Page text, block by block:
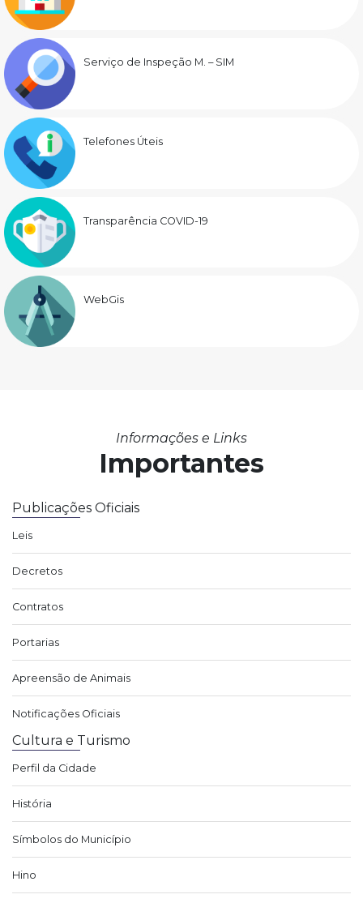
Serviço de Inspeção M. – SIM
Telefones Úteis
Transparência COVID-19
WebGis
Informações e Links
Importantes
Publicações Oficiais
Leis
Decretos
Contratos
Portarias
Apreensão de Animais
Notificações Oficiais
Cultura e Turismo
Perfil da Cidade
História
Símbolos do Município
Hino